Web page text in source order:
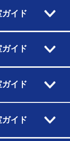
イド
イド
イド
イド